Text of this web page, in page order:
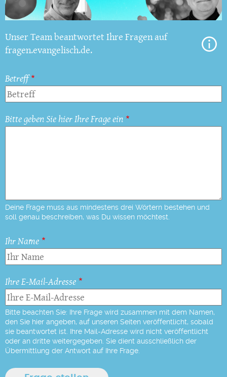
Unser Team beantwortet Ihre Fragen auf
fragen.evangelisch.de.
Betreff
Bitte geben Sie hier Ihre Frage ein
Deine Frage muss aus mindestens drei Wörtern bestehen und
soll genau beschreiben, was Du wissen möchtest.
Ihr Name
Ihre E-Mail-Adresse
Bitte beachten Sie: Ihre Frage wird zusammen mit dem Namen,
den Sie hier angeben, auf unseren Seiten veröffentlicht, sobald
sie beantwortet ist. Ihre Mail-Adresse wird nicht veröffentlicht
oder an dritte weitergegeben. Sie dient ausschließlich der
Übermittlung der Antwort auf Ihre Frage.